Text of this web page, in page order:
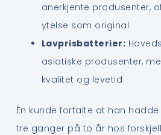
anerkjente produsenter,
ytelse som original
Lavprisbatterier:
asiatiske produsenter,
kvalitet og levetid
Én kunde fortalte at han
tre ganger på to år hos